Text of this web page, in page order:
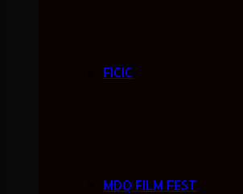
FICIC
MDQ FILM FEST